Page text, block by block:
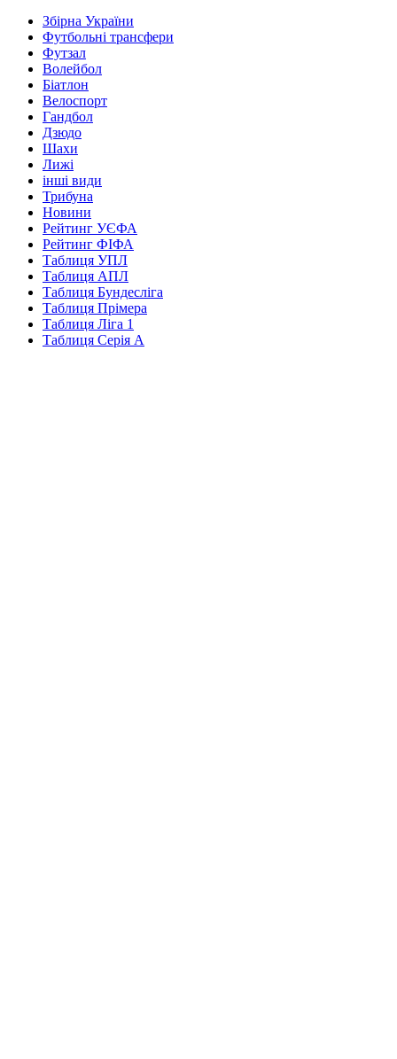
Збірна України
Футбольні трансфери
Футзал
Волейбол
Біатлон
Велоспорт
Гандбол
Дзюдо
Шахи
Лижі
інші види
Трибуна
Новини
Рейтинг УЄФА
Рейтинг ФІФА
Таблиця УПЛ
Таблиця АПЛ
Таблиця Бундесліга
Таблиця Прімера
Таблиця Ліга 1
Таблиця Серія А